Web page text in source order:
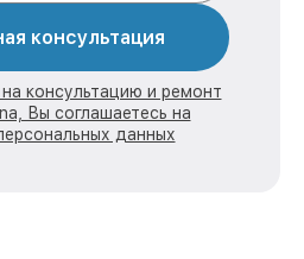
консультация
на консультацию и ремонт
Вы соглашаетесь на
данных